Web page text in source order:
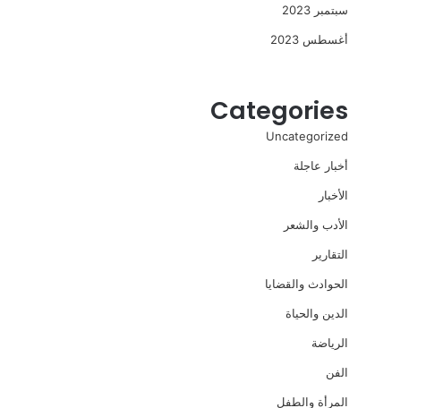
سبتمبر 2023
أغسطس 2023
Categories
Uncategorized
أخبار عاجلة
الأخبار
الأدب والشعر
التقارير
الحوادث والقضايا
الدين والحياة
الرياضة
الفن
المرأة والطفل